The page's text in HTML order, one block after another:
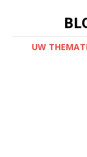
UW